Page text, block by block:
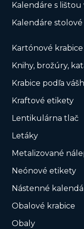
Kalendáre s
Kalendáre stolové
Kartónové
Knihy, brožúry,
Krabice podľa
Kraftové etikety
Lentikulárna tlač
Letáky
Metalizované
Neónové etikety
Nástenné
Obalové krabice
Obaly